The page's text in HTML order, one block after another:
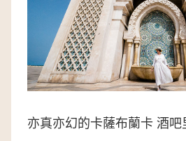
亦真亦幻的卡薩布蘭卡 酒